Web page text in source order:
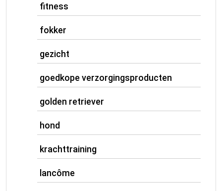
fitness
fokker
gezicht
goedkope verzorgingsproducten
golden retriever
hond
krachttraining
lancôme